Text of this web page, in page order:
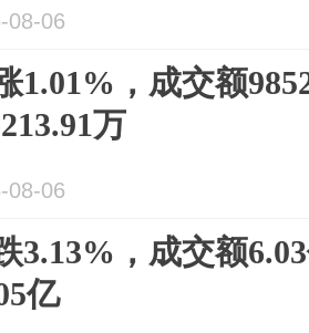
08-06
1.01%，成交额
万
08-06
3.13%，成交额
亿